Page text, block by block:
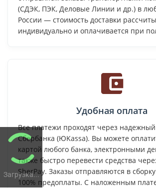
Загрузка...
(СДЭК, ПЭК, Деловые Линии и др.) в
России — стоимость доставки
индивидуально и оплачивается при
Удобная оплата
Все платежи проходят через
Сбербанка (ЮKassa). Вы можете
картой любого банка, электронными
также быстро перевести средства
SberPay. Заказы отправляются в
100% предоплаты. С наложенным